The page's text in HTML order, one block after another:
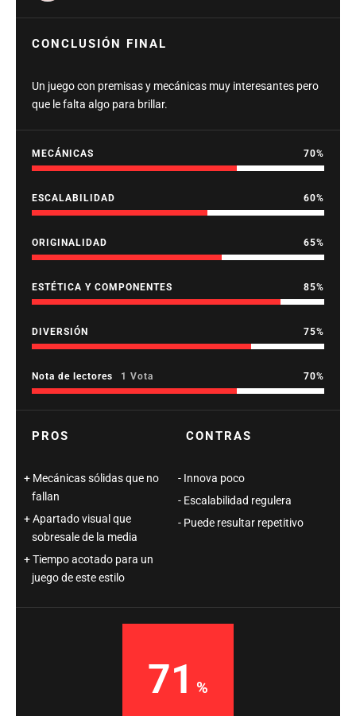
CONCLUSIÓN FINAL
Un juego con premisas y mecánicas muy interesantes pero
que le falta algo para brillar.
MECÁNICAS 70
ESCALABILIDAD 60
ORIGINALIDAD 65
ESTÉTICA Y COMPONENTES 85
DIVERSIÓN 75
Nota de lectores 1 Vota 70
PROS
Mecánicas sólidas que no
fallan
Apartado visual que
sobresale de la media
Tiempo acotado para un
juego de este estilo
CONTRAS
Innova poco
Escalabilidad regulera
Puede resultar repetitivo
71